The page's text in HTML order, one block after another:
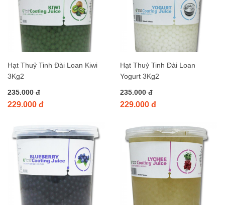
Hạt Thuỷ Tinh Đài Loan Kiwi
3Kg2
235.000 đ
229.000 đ
Hạt Thuỷ Tinh Đài Loan
Yogurt 3Kg2
235.000 đ
229.000 đ